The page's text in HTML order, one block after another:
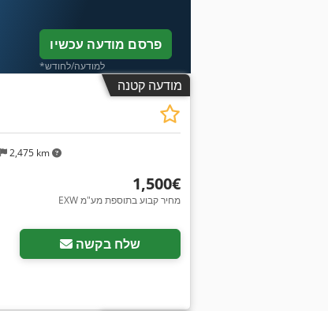
פרסם מודעה עכשיו
*למודעה/לחודש
מודעה קטנה
בקש תמונות נוספות
2,475 km
‏1,500 ‏€
EXW מחיר קבוע בתוספת מע"מ
שלח בקשה